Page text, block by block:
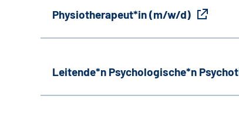
Physiotherapeut*in (m/w/d)
Leitende*n Psychologische*n